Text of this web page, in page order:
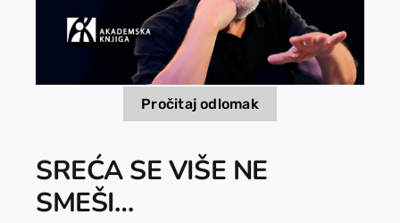
Pročitaj odlomak
SREĆA SE VIŠE NE
SMEŠI…